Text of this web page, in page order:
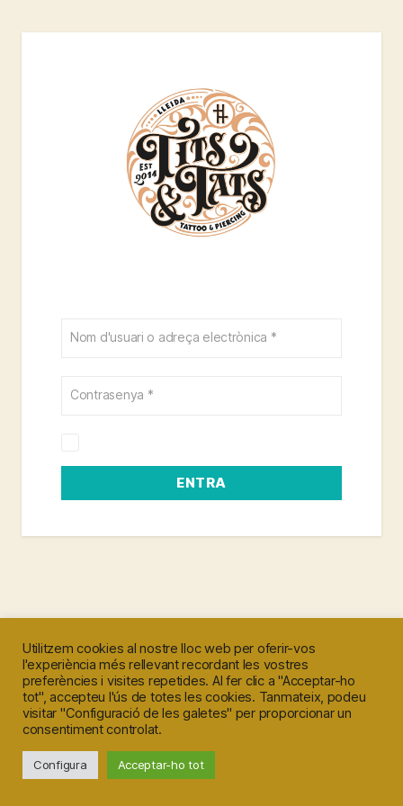
Nom d'usuari o adreça electrònica *
Contrasenya *
ENTRA
Utilitzem cookies al nostre lloc web per oferir-vos
l'experiència més rellevant recordant les vostres
preferències i visites repetides. Al fer clic a "Acceptar-ho
tot", accepteu l'ús de totes les cookies. Tanmateix, podeu
visitar "Configuració de les galetes" per proporcionar un
consentiment controlat.
Configura Acceptar-ho tot